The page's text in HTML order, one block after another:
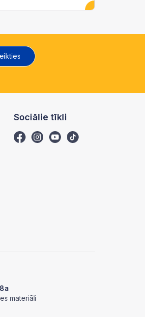
Sociālie tīkli
materiāli